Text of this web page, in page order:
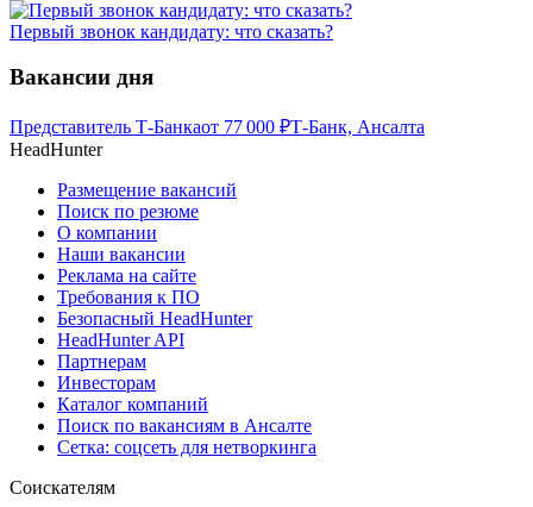
Первый звонок кандидату: что сказать?
Вакансии дня
Представитель Т-Банкаот 77 000 ₽Т-Банк, Ансалта
HeadHunter
Размещение вакансий
Поиск по резюме
О компании
Наши вакансии
Реклама на сайте
Требования к ПО
Безопасный HeadHunter
HeadHunter API
Партнерам
Инвесторам
Каталог компаний
Поиск по вакансиям в Ансалте
Сетка: соцсеть для нетворкинга
Соискателям